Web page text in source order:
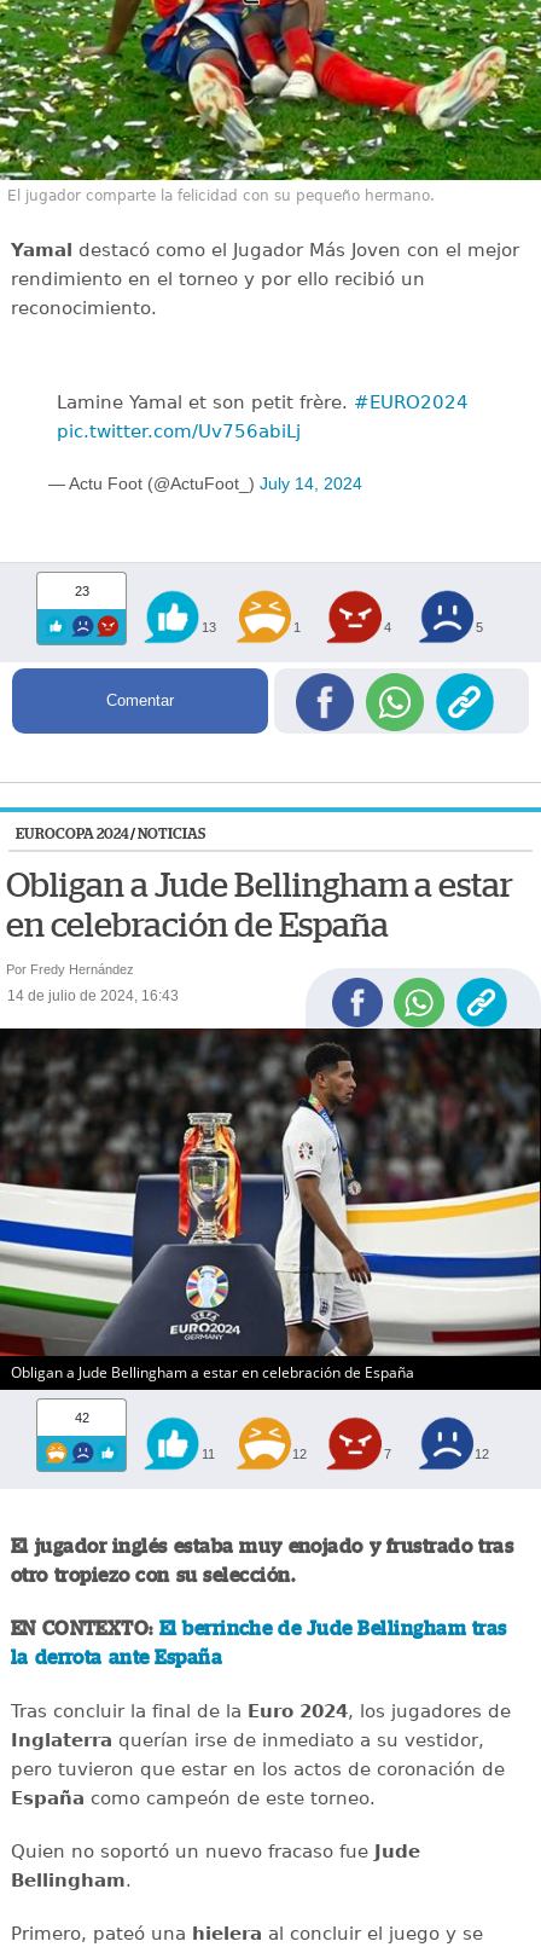
El jugador comparte la felicidad con su pequeño hermano.
Yamal destacó como el Jugador Más Joven con el mejor
rendimiento en el torneo y por ello recibió un
reconocimiento.
Lamine Yamal et son petit frère. #EURO2024
pic.twitter.com/Uv756abiLj
— Actu Foot (@ActuFoot_) July 14, 2024
23
13 1 4 5
Comentar
EUROCOPA 2024/ NOTICIAS
Obligan a Jude Bellingham a estar
en celebración de España
Por Fredy Hernández
14 de julio de 2024, 16:43
Obligan a Jude Bellingham a estar en celebración de España
42
11 12 7 12
El jugador inglés estaba muy enojado y frustrado tras
otro tropiezo con su selección.
EN CONTEXTO: El berrinche de Jude Bellingham tras
la derrota ante España
Tras concluir la final de la Euro 2024, los jugadores de
Inglaterra querían irse de inmediato a su vestidor,
pero tuvieron que estar en los actos de coronación de
España como campeón de este torneo.
Quien no soportó un nuevo fracaso fue
Jude
Bellingham.
Primero, pateó una hielera al concluir el juego y se